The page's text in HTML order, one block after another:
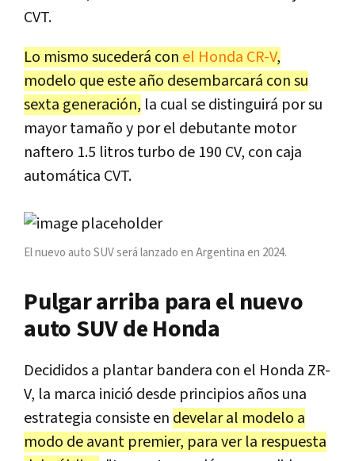
CVT.
Lo mismo sucederá con el Honda CR-V,
modelo que este año desembarcará con su
sexta generación, la cual se distinguirá por su
mayor tamaño y por el debutante motor
naftero 1.5 litros turbo de 190 CV, con caja
automática CVT.
El nuevo auto SUV será lanzado en Argentina en 2024.
Pulgar arriba para el nuevo
auto SUV de Honda
Decididos a plantar bandera con el Honda ZR-
V, la marca inició desde principios años una
estrategia consiste en develar al modelo a
modo de avant premier, para ver la respuesta